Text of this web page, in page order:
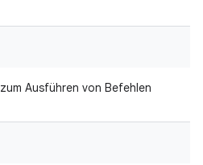
zum Ausführen von Befehlen